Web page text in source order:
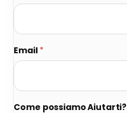
Email *
Come possiamo Aiutarti?